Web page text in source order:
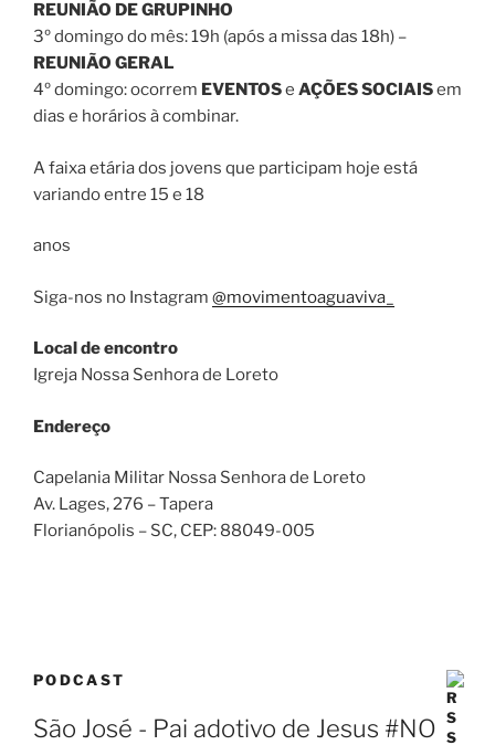
REUNIÃO DE GRUPINHO
3º domingo do mês: 19h (após a missa das 18h) –
REUNIÃO GERAL
4º domingo: ocorrem EVENTOSe AÇÕES SOCIAISem
dias e horários à combinar.
A faixa etária dos jovens que participam hoje está
variando entre 15 e 18
anos
Siga-nos no Instagram @movimentoaguaviva_
Local de encontro
Igreja Nossa Senhora de Loreto
Endereço
Capelania Militar Nossa Senhora de Loreto
Av. Lages, 276 – Tapera
Florianópolis – SC, CEP: 88049-005
PODCAST
São José - Pai adotivo de Jesus #NO